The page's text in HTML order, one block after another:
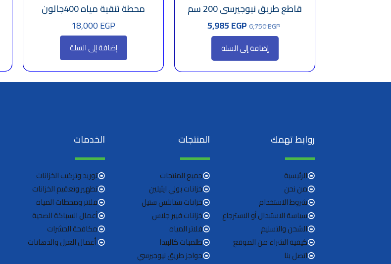
قاطع طريق نيوجيرسى 200 سم
6,750EGP
السعر
الأصلي
هو:
6,750 EGP.
5,985EGP
السعر
إضافة إلى السلة
محطة تنقية مياه 400جالون
18,000EGP
إضافة إلى السلة
روابط تهمك
الرئيسية
من نحن
شروط الاستخدام
سياسة الاستبدال أو الاسترجاع
الشحن والتسليم
كيفية الشراء من الموقع
اتصل بنا
المنتجات
جميع المنتجات
خزانات بولي ايثيلين
خزانات ستانلس ستيل
خزانات فيبر جلاس
فلاتر المياه
طلمبات كالبيدا
حواجز طريق نيوجيرسي
الخدمات
توريد وتركيب الخزانات
تطهير وتعقيم الخزانات
فلاتر ومحطات المياه
أعمال السباكة الصحية
مكافحة الحشرات
أعمال العزل والدهانات